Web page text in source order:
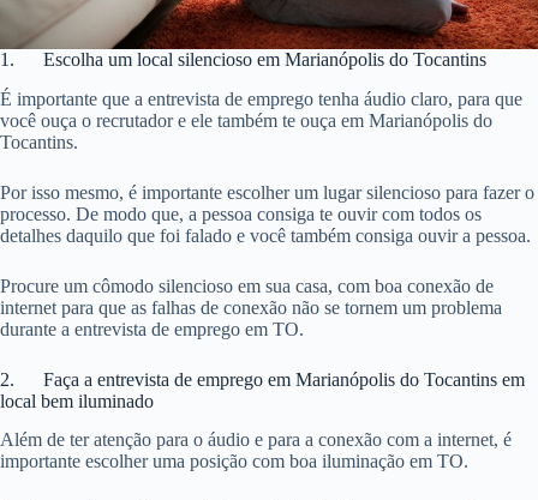
1. Escolha um local silencioso em Marianópolis do Tocantins
É importante que a entrevista de emprego tenha áudio claro, para que
você ouça o recrutador e ele também te ouça em Marianópolis do
Tocantins.
Por isso mesmo, é importante escolher um lugar silencioso para fazer o
processo. De modo que, a pessoa consiga te ouvir com todos os
detalhes daquilo que foi falado e você também consiga ouvir a pessoa.
Procure um cômodo silencioso em sua casa, com boa conexão de
internet para que as falhas de conexão não se tornem um problema
durante a entrevista de emprego em TO.
2. Faça a entrevista de emprego em Marianópolis do Tocantins em
local bem iluminado
Além de ter atenção para o áudio e para a conexão com a internet, é
importante escolher uma posição com boa iluminação em TO.